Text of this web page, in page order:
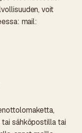
voit
mail:
sähköpostilla tai